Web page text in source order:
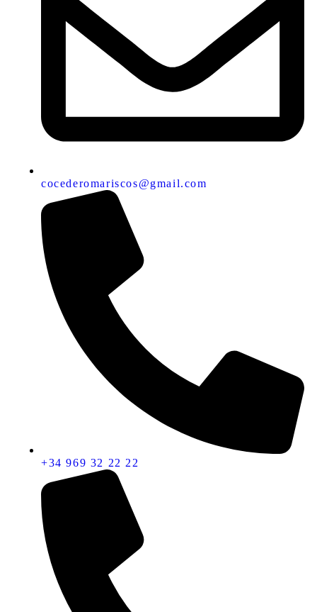
cocederomariscos@gmail.com
+34 969 32 22 22